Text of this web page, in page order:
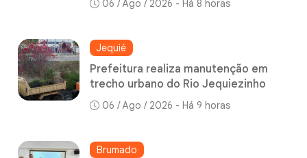
06 / Ago / 2026 - Há 8 horas
Jequié
Prefeitura realiza manutenção em
trecho urbano do Rio Jequiezinho
06 / Ago / 2026 - Há 9 horas
Brumado